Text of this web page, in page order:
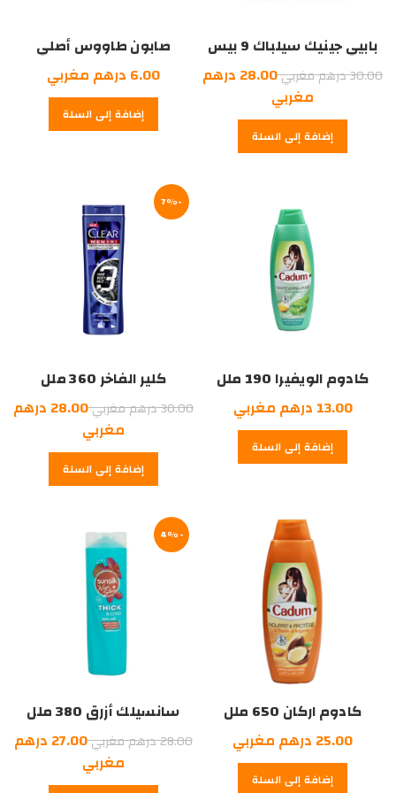
بابيي جينيك سيلباك 9 بيس
30.00درهم مغربيالسعر
الأصلي
هو:
30.00
28.00 درهم
مغربي
الحالي
هو:
إضافة إلى السلة
صابون طاووس أصلي
6.00 درهم مغربي
إضافة إلى السلة
كادوم الويفيرا 190 ملل
13.00 درهم مغربي
إضافة إلى السلة
-7%
كلير الفاخر 360 ملل
30.00درهم مغربيالسعر
الأصلي
هو:
30.00
28.00 درهم
مغربي
الحالي
هو:
إضافة إلى السلة
كادوم اركان 650 ملل
25.00 درهم مغربي
إضافة إلى السلة
-4%
سانسيلك أزرق 380 ملل
28.00درهم مغربيالسعر
الأصلي
هو:
27.00 درهم
مغربي
الحالي